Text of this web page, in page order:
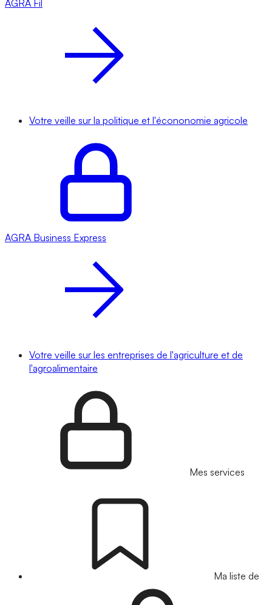
AGRA Fil
Votre veille sur la politique et l'écononomie agricole
AGRA Business Express
Votre veille sur les entreprises de l'agriculture et de
l'agroalimentaire
Mes services
Ma liste de